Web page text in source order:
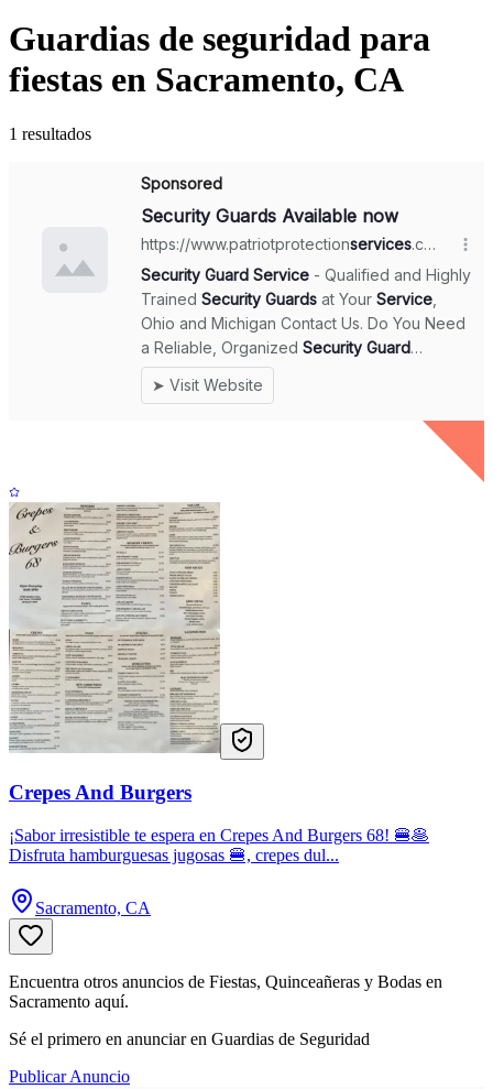
Guardias de seguridad para
fiestas en Sacramento, CA
1 resultados
Crepes And Burgers
¡Sabor irresistible te espera en Crepes And Burgers 68! 🍔🥞
Disfruta hamburguesas jugosas 🍔, crepes dul...
Sacramento, CA
Encuentra otros anuncios de Fiestas, Quinceañeras y Bodas en
Sacramento aquí.
Sé el primero en anunciar en Guardias de Seguridad
Publicar Anuncio